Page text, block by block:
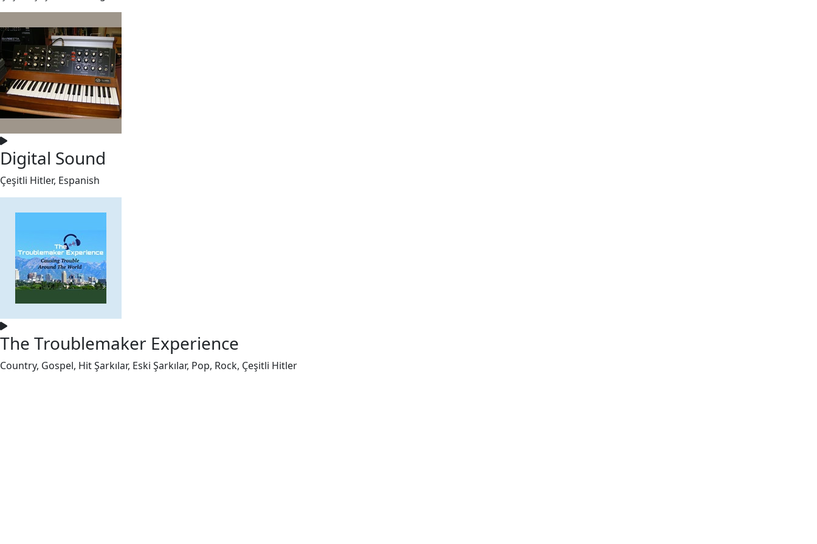
Digital Sound
Çeşitli Hitler, Espanish
The Troublemaker Experience
Country, Gospel, Hit Şarkılar, Eski Şarkılar, Pop, Rock, Çeşitli Hitler